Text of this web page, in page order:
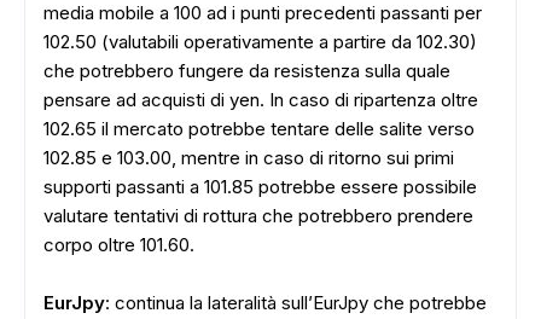
media mobile a 100 ad i punti precedenti passanti per
102.50 (valutabili operativamente a partire da 102.30)
che potrebbero fungere da resistenza sulla quale
pensare ad acquisti di yen. In caso di ripartenza oltre
102.65 il mercato potrebbe tentare delle salite verso
102.85 e 103.00, mentre in caso di ritorno sui primi
supporti passanti a 101.85 potrebbe essere possibile
valutare tentativi di rottura che potrebbero prendere
corpo oltre 101.60.
EurJpy: continua la lateralità sull’EurJpy che potrebbe